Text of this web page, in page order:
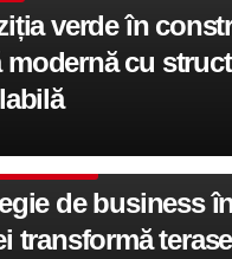
verde în
modernă cu
de business
transformă